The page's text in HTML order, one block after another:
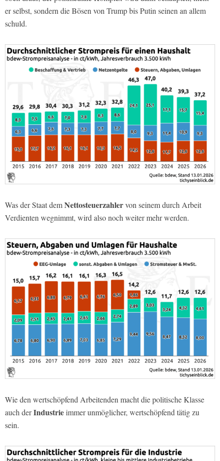
er selbst, sondern die Bösen von Trump bis Putin seinen an allem
schuld.
Was der Staat demNettosteuerzahlervon seinem durch Arbeit
Verdienten wegnimmt, wird also noch weiter mehr werden.
Wie den wertschöpfend Arbeitenden macht die politische Klasse
auch derIndustrieimmer unmöglicher, wertschöpfend tätig zu
sein.